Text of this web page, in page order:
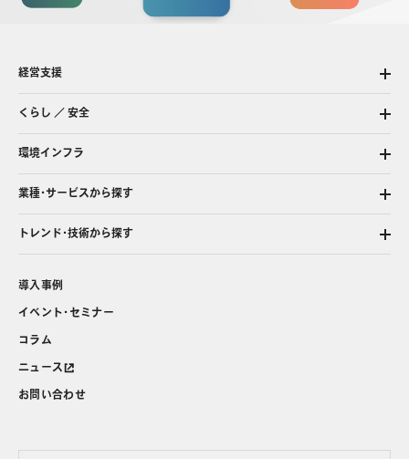
経営支援
くらし ／ 安全
環境インフラ
業種・サービスから探す
トレンド・技術から探す
導入事例
イベント・セミナー
コラム
ニュース
お問い合わせ